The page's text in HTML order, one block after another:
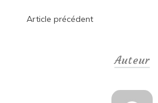
Navigation
Article précédent
Auteur